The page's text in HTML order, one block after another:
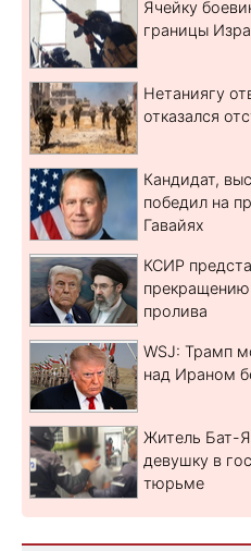
Ячейку
границы
Нетаниягу
отказался
Кандидат,
победил на
Гавайях
КСИР
пролива
WSJ: Трамп
над Ираном
Житель Бат-
девушку в
тюрьме